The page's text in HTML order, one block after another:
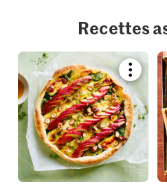
Recettes
recipe
or
add
it
to
your